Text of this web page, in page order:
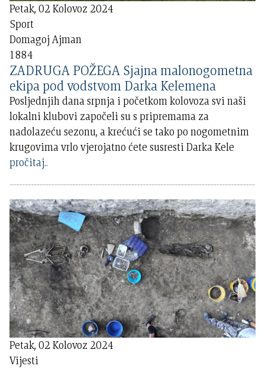
Petak, 02 Kolovoz 2024
Sport
Domagoj Ajman
1884
ZADRUGA POŽEGA Sjajna malonogometna
ekipa pod vodstvom Darka Kelemena
Posljednjih dana srpnja i početkom kolovoza svi naši
lokalni klubovi započeli su s pripremama za
nadolazeću sezonu, a krećući se tako po nogometnim
krugovima vrlo vjerojatno ćete susresti Darka Kele
pročitaj..
Petak, 02 Kolovoz 2024
Vijesti